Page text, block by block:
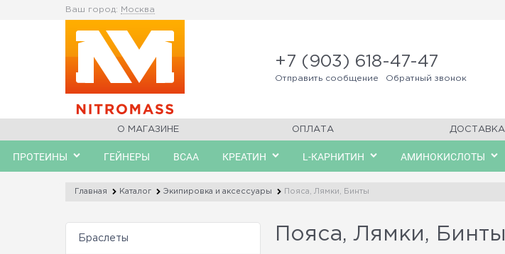
Ваш город: Москва
+7 (903) 618-47-47
Отправить сообщение Обратный звонок
О МАГАЗИНЕ ОПЛАТА ДОСТАВКА
ПРОТЕИНЫ ГЕЙНЕРЫ BCAA КРЕАТИН L-КАРНИТИН АМИНОКИСЛОТЫ
Главная Каталог Экипировка и аксессуары Пояса, Лямки, Бинты
Браслеты Пояса, Лямки, Бинты